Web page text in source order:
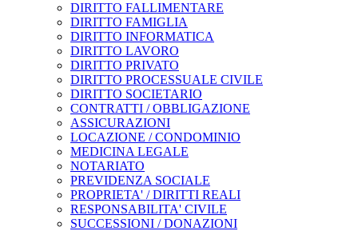
DIRITTO FALLIMENTARE
DIRITTO FAMIGLIA
DIRITTO INFORMATICA
DIRITTO LAVORO
DIRITTO PRIVATO
DIRITTO PROCESSUALE CIVILE
DIRITTO SOCIETARIO
CONTRATTI / OBBLIGAZIONE
ASSICURAZIONI
LOCAZIONE / CONDOMINIO
MEDICINA LEGALE
NOTARIATO
PREVIDENZA SOCIALE
PROPRIETA' / DIRITTI REALI
RESPONSABILITA' CIVILE
SUCCESSIONI / DONAZIONI